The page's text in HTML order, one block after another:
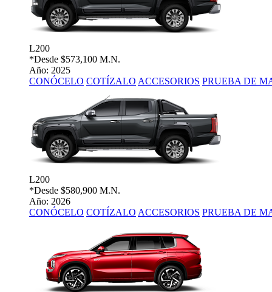
L200
*Desde $573,100 M.N.
Año: 2025
CONÓCELO COTÍZALO ACCESORIOS PRUEBA DE
L200
*Desde $580,900 M.N.
Año: 2026
CONÓCELO COTÍZALO ACCESORIOS PRUEBA DE